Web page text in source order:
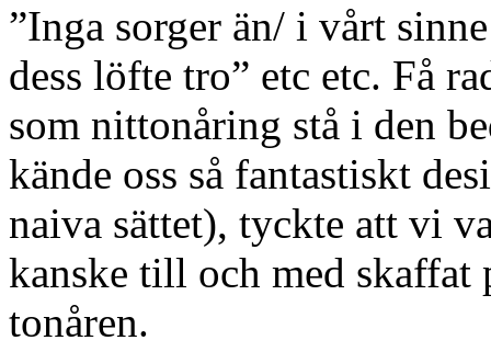
”Inga sorger än/ i vårt
dess löfte tro” etc etc. Få
som nittonåring stå i den
kände oss så fantastiskt
naiva sättet), tyckte att vi
kanske till och med skaffat
tonåren.